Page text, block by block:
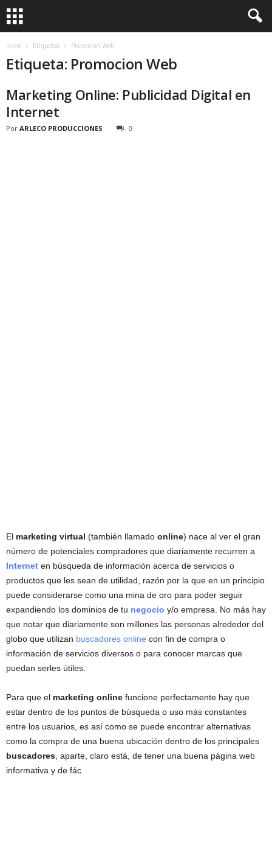
Inicio Etiquetas Promocion Web
Etiqueta: Promocion Web
Marketing Online: Publicidad Digital en
Internet
Por ARLECO PRODUCCIONES 0
El marketing virtual (también llamado online) nace al ver el gran
número de potenciales compradores que diariamente recurren a
Internet en búsqueda de información acerca de servicios o
productos que les sean de utilidad, razón por la que en un principio
puede considerarse como una mina de oro para poder seguir
expandiendo los dominios de tu negocio y/o empresa. No más hay
que notar que diariamente son millones las personas alrededor del
globo que utilizan buscadores online con fin de compra o
información de servicios diversos o para conocer marcas que
puedan serles útiles.
Para que el marketing online funcione perfectamente hay que
estar dentro de los puntos de búsqueda o uso más constantes
entre los usuarios, es así como se puede encontrar alternativas
como la compra de una buena ubicación dentro de los principales
buscadores , aparte, claro está, de tener una buena página web
informativa y de fác